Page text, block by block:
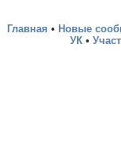
Главная • Новые
УК •